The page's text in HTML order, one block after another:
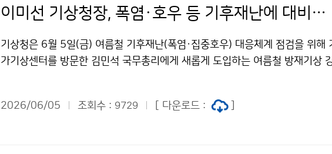
이미선 기상청장, 폭염·호우 등 기후재난에 대비한 신규 대책 추진상황 보고
기상청은 6월 5일(금) 여름철 기후재난(폭염·집중호우) 대응체계 점검을 위해
가기상센터를 방문한 김민석 국무총리에게 새롭게 도입하는 여름철 방재기상
2026/06/05 조회수 : 9729 [ 다운로드 :